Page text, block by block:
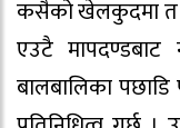
कसैको खेलकुदमा त
एउटै मापदण्डबाट
बालबालिका पछाडि